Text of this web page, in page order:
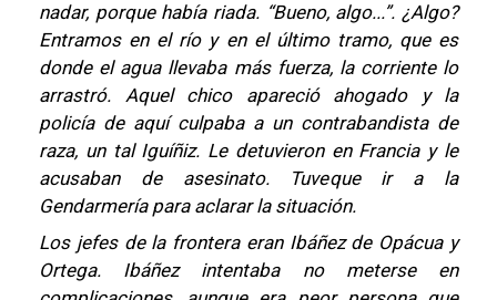
nadar, porque había riada. “Bueno, algo...”. ¿Algo?
Entramos en el río y en el último tramo, que es
donde el agua llevaba más fuerza, la corriente lo
arrastró. Aquel chico apareció ahogado y la
policía de aquí culpaba a un contrabandista de
raza, un tal Iguíñiz. Le detuvieron en Francia y le
acusaban de asesinato. Tuveque ir a la
Gendarmería para aclarar la situación.
Los jefes de la frontera eran Ibáñez de Opácua y
Ortega. Ibáñez intentaba no meterse en